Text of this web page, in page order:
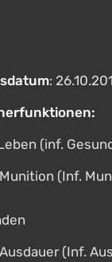
:
(inf.
(Inf.
(Inf.